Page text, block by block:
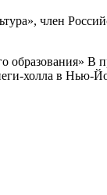
член
образования» В
холла в Нью-